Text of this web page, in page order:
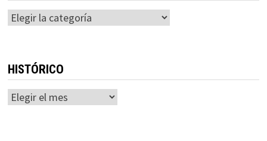
Categorías
HISTÓRICO
Histórico